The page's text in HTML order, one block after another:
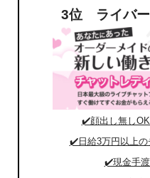
3位 ライバー
✔️顔出し無しOK
✔️日給3万円以上の
✔️現金手渡